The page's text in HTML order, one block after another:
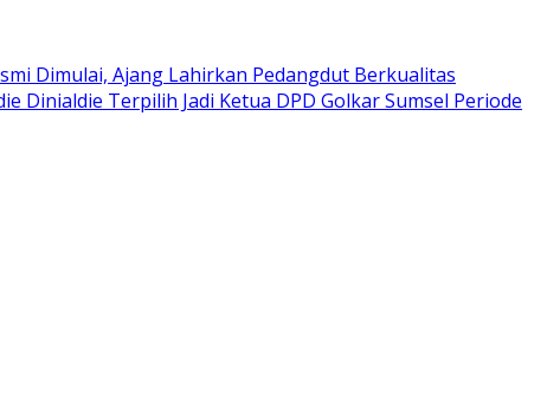
Dimulai, Ajang Lahirkan Pedangdut Berkualitas
Dinialdie Terpilih Jadi Ketua DPD Golkar Sumsel Periode